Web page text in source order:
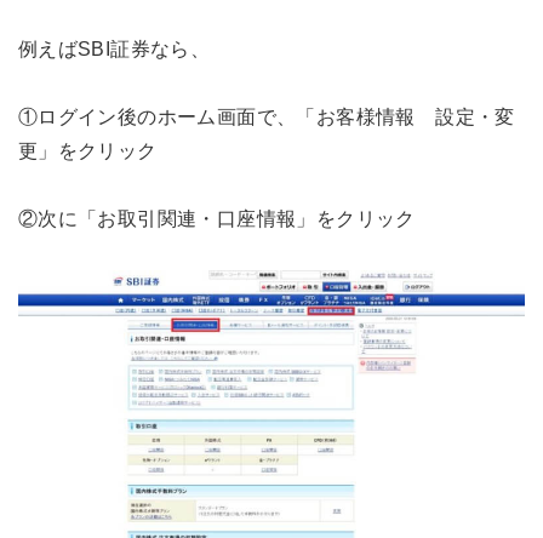
例えばSBI証券なら、
①ログイン後のホーム画面で、「お客様情報 設定・変
更」をクリック
②次に「お取引関連・口座情報」をクリック